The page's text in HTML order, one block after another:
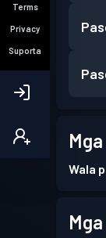
Terms
Privacy
Suporta
Wala